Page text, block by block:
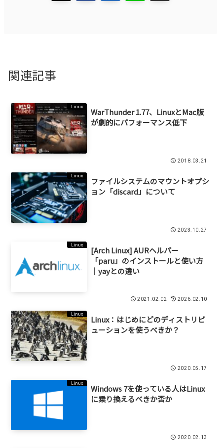
関連記事
Linux
WarThunder 1.77、LinuxとMac版
が劇的にパフォーマンス低下
2018.03.21
Linux
ファイルシステムのマウントオプシ
ョン「discard」について
2023.10.27
Linux
[Arch Linux] AURヘルパー
「paru」のインストールと使い方
｜yayとの違い
2021.02.02 2026.02.10
Linux
Linux：はじめにどのディストリビ
ューションを使うべきか？
2020.05.17
Linux
Windows 7を使っている人はLinux
に乗り換えるべきか否か
2020.02.13